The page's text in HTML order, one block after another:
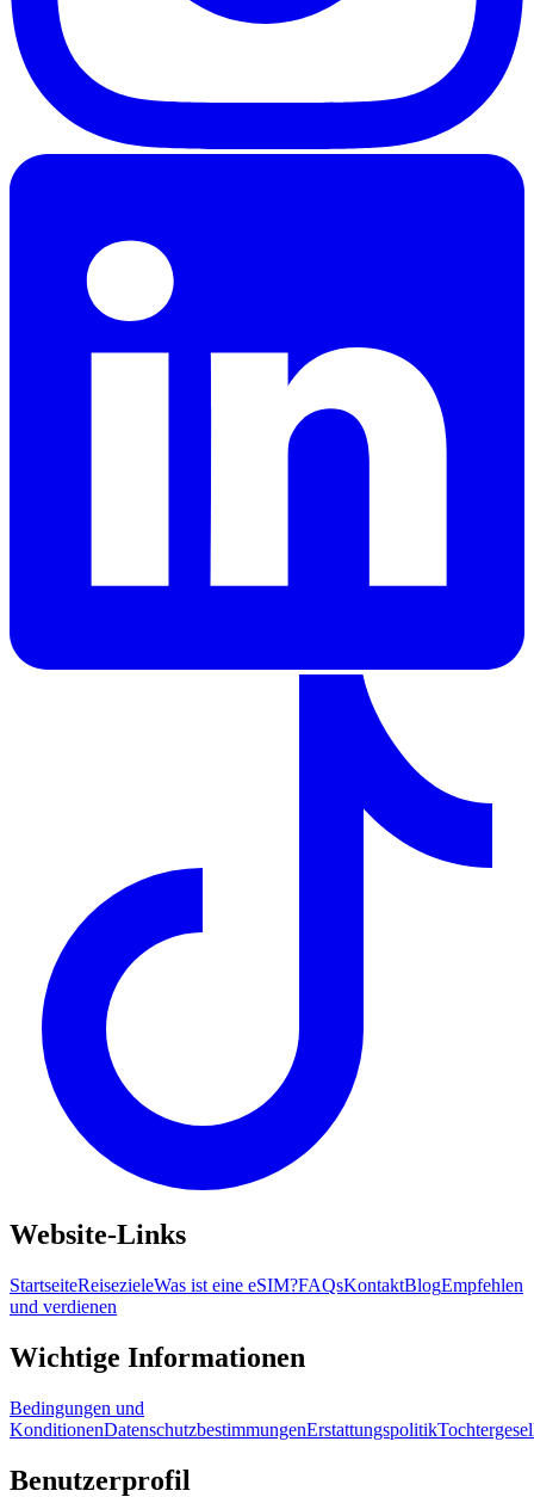
Website-Links
StartseiteReisezieleWas ist eine eSIM?FAQsKontaktBlogEmpfehlen
und verdienen
Wichtige Informationen
Bedingungen und
KonditionenDatenschutzbestimmungenErstattungspolitik
Benutzerprofil